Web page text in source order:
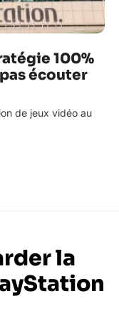
100%
écouter
de jeux vidéo au
la